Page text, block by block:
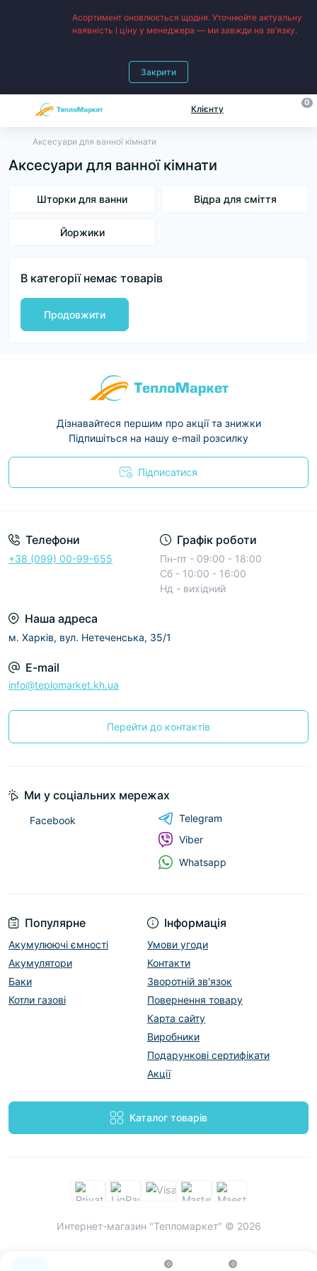
Асортимент оновлюється щодня. Уточнюйте актуальну
наявність і ціну у менеджера — ми завжди на зв’язку.
Закрити
Клієнту
0
0 0
Аксесуари для ванної кімнати
Аксесуари для ванної кімнати
Шторки для ванни Відра для сміття
Йоржики
В категорії немає товарів
Продовжити
Дізнавайтеся першим про акції та знижки
Підпишіться на нашу e-mail розсилку
Підписатися
Телефони
+38 (099) 00-99-655
Графік роботи
Пн-пт - 09:00 - 18:00
Сб - 10:00 - 16:00
Нд - вихідний
Наша адреса
м. Харків, вул. Нетеченська, 35/1
E-mail
info@teplomarket.kh.ua
Перейти до контактів
Популярне
Акумулюючі ємності
Акумулятори
Баки
Котли газові
Інформація
Умови угоди
Контакти
Зворотній зв'язок
Повернення товару
Карта сайту
Виробники
Подарункові сертифікати
Акції
Каталог товарів
Ми у соціальних мережах
Facebook
Telegram
Viber
Whatsapp
Интернет-магазин "Тепломаркет" © 2026